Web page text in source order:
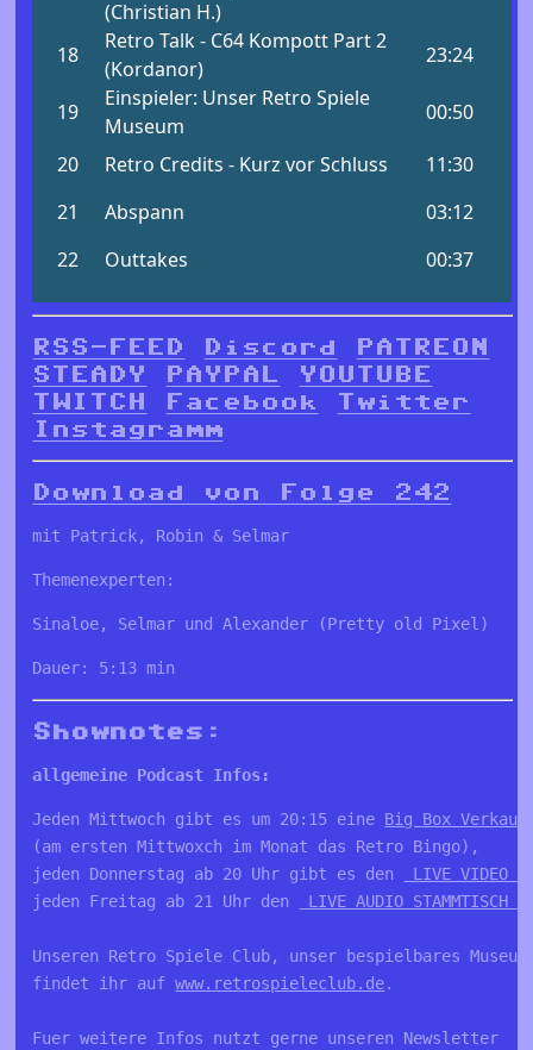
RSS-FEED Discord
PATREON
STEADY
PAYPAL
YOUTUBE
TWITCH
Facebook
Twitter
Instagramm
Download von Folge 242
mit Patrick, Robin & Selmar
Themenexperten:
Sinaloe, Selmar und Alexander (Pretty old Pixel)
Dauer: 5:13 min
Shownotes:
allgemeine Podcast Infos:
Jeden Mittwoch gibt es um 20:15 eine Big Box
(am ersten Mittwoxch im Monat das Retro Bingo),
jeden Donnerstag ab 20 Uhr gibt es den
LIVE VIDEO
jeden Freitag ab 21 Uhr den
LIVE AUDIO STAMMTISCH
Unseren Retro Spiele Club, unser bespielbares
findet ihr auf www.retrospieleclub.de.
Fuer weitere Infos nutzt gerne unseren Newsletter